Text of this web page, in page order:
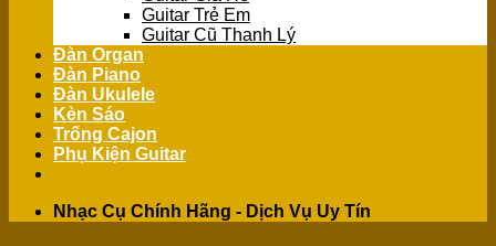
Guitar Trẻ Em
Guitar Cũ Thanh Lý
Đàn Organ
Đàn Piano
Đàn Ukulele
Kèn Sáo
Trống Cajon
Phụ Kiện Guitar
Nhạc Cụ Chính Hãng - Dịch Vụ Uy Tín